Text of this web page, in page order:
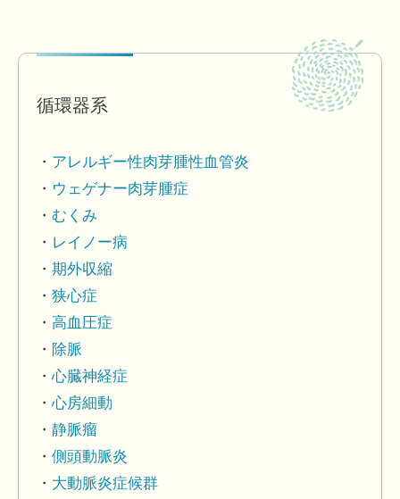
循環器系
アレルギー性肉芽腫性血管炎
ウェゲナー肉芽腫症
むくみ
レイノー病
期外収縮
狭心症
高血圧症
除脈
心臓神経症
心房細動
静脈瘤
側頭動脈炎
大動脈炎症候群